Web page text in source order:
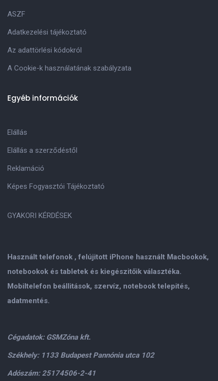
Használt telefonok , felújitott iPhone használt Macbookok,
notebookok és tabletek és kiegészitőik választéka.
Mobiltelefon beállitások, szervíz, notebook telepités,
adatmentés.
Cégadatok: GSMZóna kft.
Székhely: 1133 Budapest Pannónia utca 102
Adószám: 25174506-2-41
ASZF
Adatkezelési tájékoztató
Az adattörlési kódokról
A Cookie-k használatának szabályzata
Egyéb információk
Elállás
Elállás a szerződéstől
Reklamáció
Képes Fogyasztói Tájékoztató
GYAKORI KÉRDÉSEK